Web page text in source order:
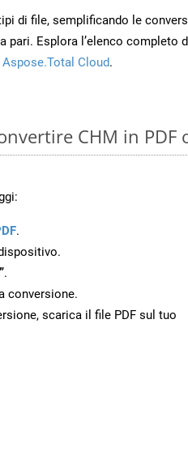
di file, semplificando le
Esplora l’elenco completo
Aspose.Total Cloud.
CHM in PDF
.
.
conversione.
scarica il file PDF sul tuo